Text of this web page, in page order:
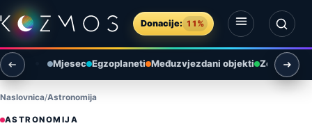
Preskoči na sadržaj
Donacije: 11%
Otvori izbornik
Otvori pretragu
Mjesec Egzoplaneti Međuzvjezdani objekti Zemlja i
Naslovnica Astronomija
ASTRONOMIJA